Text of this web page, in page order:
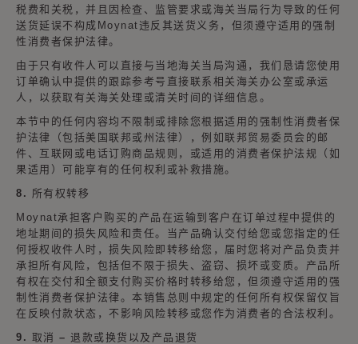
税费和关税，并且因检查、监管要求或海关当局行为导致的任何
送货延误不构成Moynat违反其送货义务，但须遵守适用的强制
性消费者保护法律。
由于只有收件人可以直接与当地海关当局沟通，我们恳请您使用
订单确认中提供的跟踪参考号直接联系相关海关办公室或承运
人，以获取有关海关处理或清关时间的详细信息。
本节中的任何内容均不限制或排除您根据适用的强制性消费者保
护法律（包括美国联邦或州法律），例如联邦贸易委员会的邮
件、互联网或电话订购商品规则，或适用的消费者保护法规（如
果适用）可能享有的任何权利或补救措施。
8. 所有权转移
Moynat承担客户购买的产品在运输到客户在订单过程中提供的
地址期间的损失风险和责任。当产品确认交付给您或您指定的任
何授权收件人时，损失风险即转移给您，届时您将对产品负责并
承担所有风险，包括但不限于损失、盗窃、损坏或变质。产品所
有权在交付和全额支付购买价格时转移给您，但须遵守适用的强
制性消费者保护法律。本销售总则中规定的任何所有权保留仅旨
在反映付款状态，不影响风险转移或您作为消费者的合法权利。
9. 取消 – 退款或换货以及产品退货